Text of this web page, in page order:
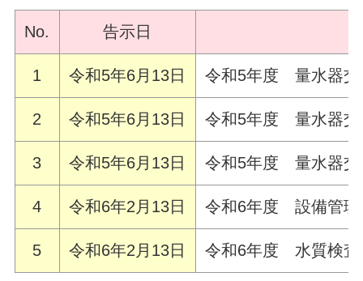
No. 告示日
1 令和5年6月13日 令和5年度 量水器交
2 令和5年6月13日 令和5年度 量水器交
3 令和5年6月13日 令和5年度 量水器交
4 令和6年2月13日 令和6年度 設備管理
5 令和6年2月13日 令和6年度 水質検査